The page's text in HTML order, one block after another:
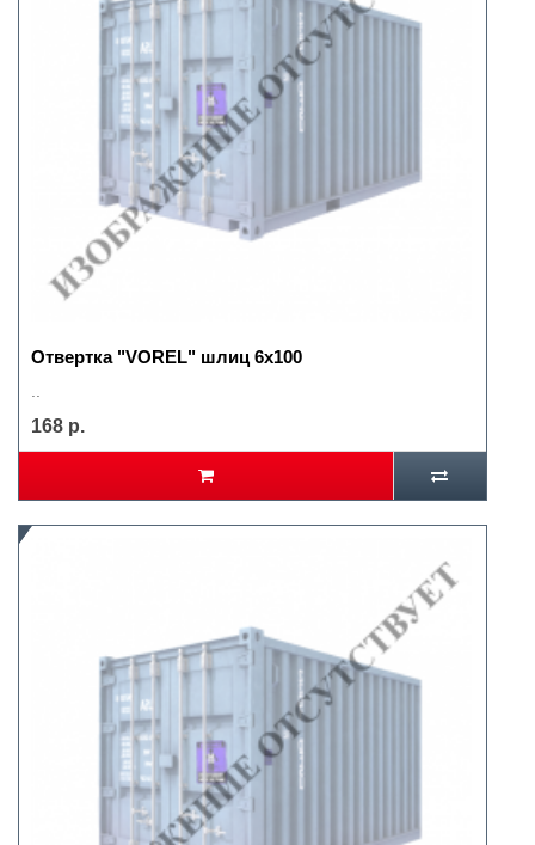
Отвертка "VOREL" шлиц 6х100
168 р.